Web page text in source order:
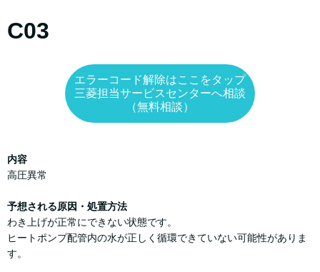
C03
エラーコード解除はここをタップ
三菱担当サービスセンターへ相談
（無料相談）
内容
高圧異常
予想される原因・処置方法
わき上げが正常にできない状態です。
ヒートポンプ配管内の水が正しく循環できていない可能性がありま
す。